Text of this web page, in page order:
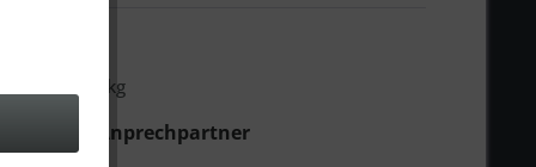
130 kg
Ihr Anprechpartner